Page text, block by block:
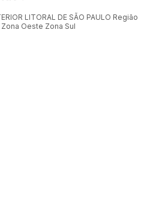
LITORAL DE SÃO PAULO Região
Zona Oeste Zona Sul